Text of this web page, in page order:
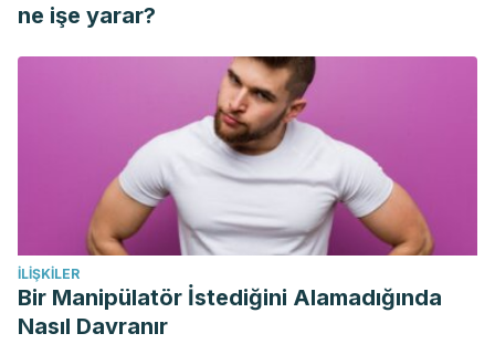
ESPAÑA). Actas Iberoamericanas ….
Ballesteros, G. (2014). Espectacular crecimiento de los
huertos urbanos. Ecologista.
ne işe yarar?
İLIŞKILER
Bir Manipülatör İstediğini Alamadığında
Nasıl Davranır